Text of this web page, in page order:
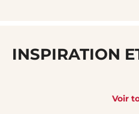
INSPIRATION
Voir